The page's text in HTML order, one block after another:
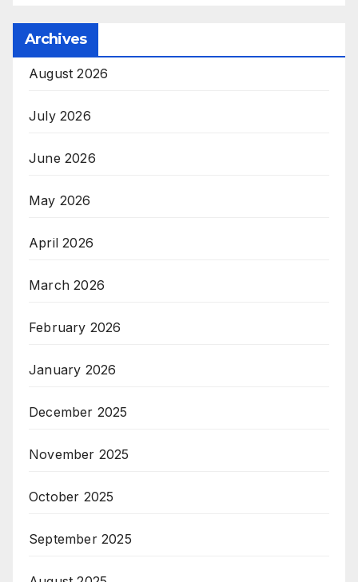
Archives
August 2026
July 2026
June 2026
May 2026
April 2026
March 2026
February 2026
January 2026
December 2025
November 2025
October 2025
September 2025